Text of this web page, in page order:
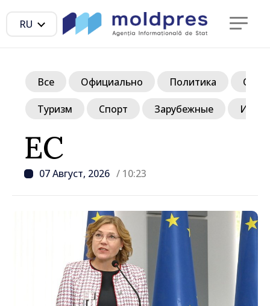
RU
ЕС
07 Август, 2026 / 10:23
Все Официально Политика
Туризм Спорт Зарубежные